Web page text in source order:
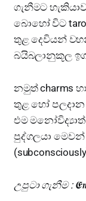
ගැනීමට
බොහෝ විට
තුළ දෙවියන්
බයිබලානුකූල
නමුත් charms
තුළ හෝ
එම
පුද්ගලයා
උපුටා ගැනීම :